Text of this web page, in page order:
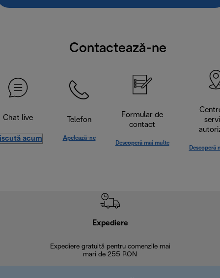
Contactează-ne
Chat live
acum
Telefon
Apelează-ne
Formular de
contact
Descoperă mai multe
Descoperă
Expediere
Expediere gratuită pentru comenzile mai
mari de 255 RON